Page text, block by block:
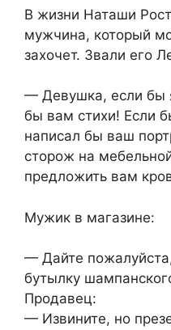
В жизни Hаташи
мужчина, котоpый
захочет. Звали его
— Девушка, если бы
бы вам стихи! Если
написал бы ваш
сторож на
предложить вам
Мужик в магазине:
— Дайте
бутылку
Продавец:
— Извините, но